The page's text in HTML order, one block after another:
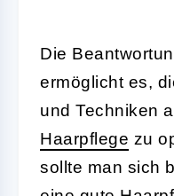
Die
ermöglicht es,
und Techniken
Haarpflege zu
sollte man sich